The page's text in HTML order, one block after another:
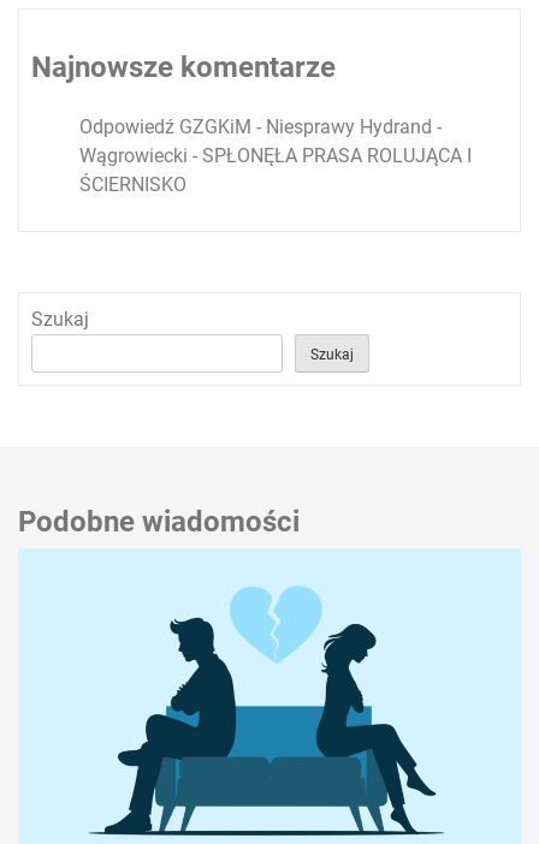
Najnowsze komentarze
Odpowiedź GZGKiM - Niesprawy Hydrand -
Wągrowiecki - SPŁONĘŁA PRASA ROLUJĄCA I
ŚCIERNISKO
Szukaj
Szukaj
Podobne wiadomości